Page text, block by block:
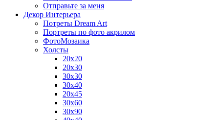
Отправьте за меня
Декор Интерьера
Потреты Dream Art
Портреты по фото акрилом
ФотоМозаика
Холсты
20х20
20х30
30х30
30х40
20х45
30х60
30х90